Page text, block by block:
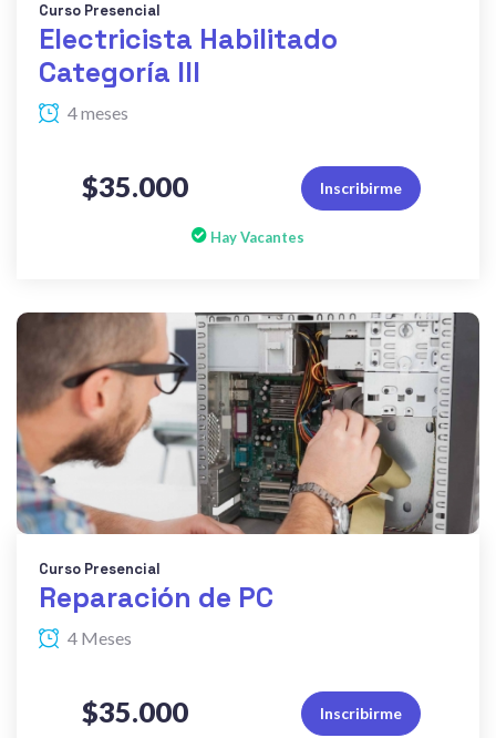
Curso Presencial
Electricista Habilitado
Categoría III
4 meses
$35.000 Inscribirme
Hay Vacantes
Curso Presencial
Reparación de PC
4 Meses
$35.000 Inscribirme